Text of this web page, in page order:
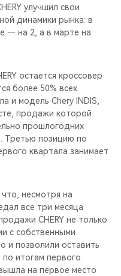
улучшил свои
динамики рынка: в
— на 2, а в марте на
остается кроссовер
более 50% всех
и модель Chery INDIS,
продажи которой
прошлогодних
Третью позицию по
квартала занимает
несмотря на
все три месяца
CHERY не только
с собственными
и позволили оставить
по итогам первого
на первое место